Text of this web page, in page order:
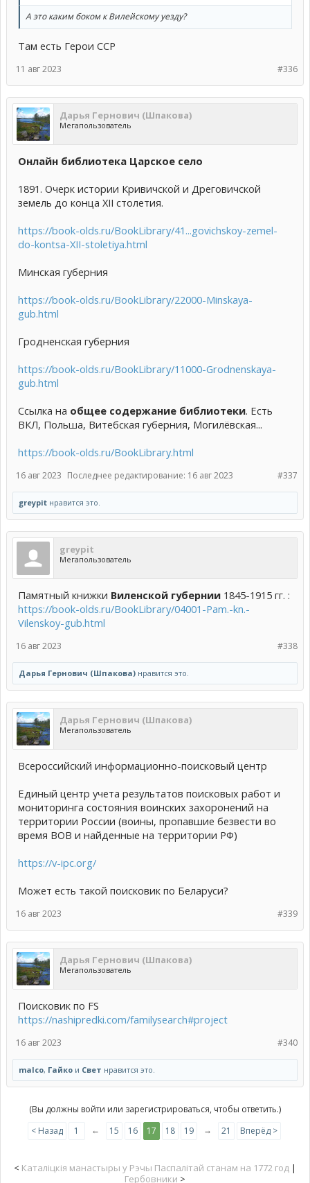
А это каким боком к Вилейскому уезду?
Там есть Герои ССР
#336
11 авг 2023
Дарья Гернович (Шпакова)
Мегапользователь
Онлайн библиотека Царское село
1891. Очерк истории Кривичской и Дреговичской
земель до конца XII столетия.
https://book-olds.ru/BookLibrary/41...govichskoy-zemel-
do-kontsa-XII-stoletiya.html
Минская губерния
https://book-olds.ru/BookLibrary/22000-Minskaya-
gub.html
Гродненская губерния
https://book-olds.ru/BookLibrary/11000-Grodnenskaya-
gub.html
Ссылка на общее содержание библиотеки. Есть
ВКЛ, Польша, Витебская губерния, Могилёвская...
https://book-olds.ru/BookLibrary.html
#337
16 авг 2023 Последнее редактирование: 16 авг 2023
greypit нравится это.
greypit
Мегапользователь
Памятный книжки Виленской губернии 1845-1915 гг. :
https://book-olds.ru/BookLibrary/04001-Pam.-kn.-
Vilenskoy-gub.html
#338
16 авг 2023
Дарья Гернович (Шпакова) нравится это.
Дарья Гернович (Шпакова)
Мегапользователь
Всероссийский информационно-поисковый центр
Единый центр учета результатов поисковых работ и
мониторинга состояния воинских захоронений на
территории России (воины, пропавшие безвести во
время ВОВ и найденные на территории РФ)
https://v-ipc.org/
Может есть такой поисковик по Беларуси?
#339
16 авг 2023
Дарья Гернович (Шпакова)
Мегапользователь
Поисковик по FS
https://nashipredki.com/familysearch#project
#340
16 авг 2023
malco, Гайко и Свет нравится это.
(Вы должны войти или зарегистрироваться, чтобы ответить.)
< Назад
1 ← 15 16 17 18 19 → 21 Вперёд >
< Каталіцкія манастыры у Рэчы Паспалітай станам на 1772 год |
Гербовники >